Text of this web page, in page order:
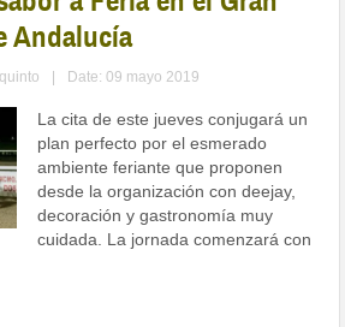
Andalucía
Date: 09 mayo 2019
La cita de este jueves conjugará un
plan perfecto por el esmerado
ambiente feriante que proponen
desde la organización con deejay,
decoración y gastronomía muy
cuidada. La jornada comenzará con